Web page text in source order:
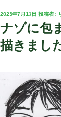
投
日:
2023年7月13日 投稿者:
ナゾに包
描きまし